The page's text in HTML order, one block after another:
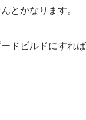
とかなります。
ドビルドにすれ